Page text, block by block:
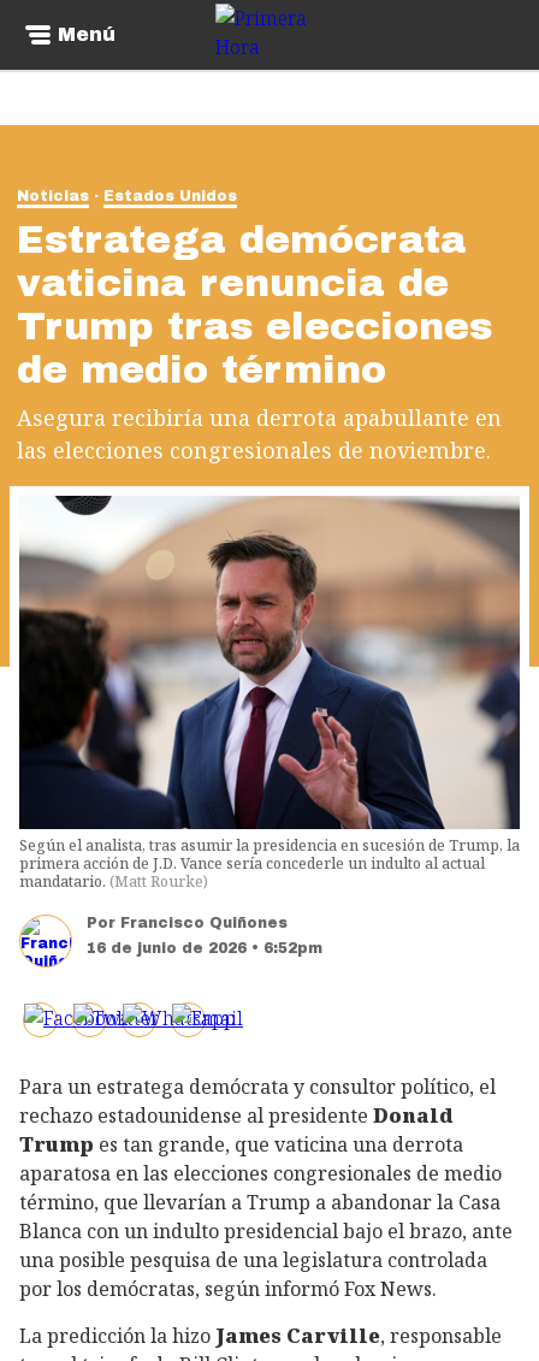
Menú
Noticias Estados Unidos
Estratega demócrata
vaticina renuncia de
Trump tras elecciones
de medio término
Asegura recibiría una derrota apabullante en
las elecciones congresionales de noviembre.
Según el analista, tras asumir la presidencia en sucesión de Trump, la
primera acción de J.D. Vance sería concederle un indulto al actual
mandatario. (Matt Rourke)
Por Francisco Quiñones
16 de junio de 2026 • 6:52pm
Para un estratega demócrata y consultor político, el
rechazo estadounidense al presidente Donald
Trump es tan grande, que vaticina una derrota
aparatosa en las elecciones congresionales de medio
término, que llevarían a Trump a abandonar la Casa
Blanca con un indulto presidencial bajo el brazo, ante
una posible pesquisa de una legislatura controlada
por los demócratas, según informó Fox News.
La predicción la hizo James Carville, responsable